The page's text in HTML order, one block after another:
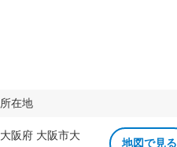
所在地
大阪府 大阪市大
地図で見る